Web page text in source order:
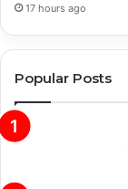
17 hours ago
Popular Posts